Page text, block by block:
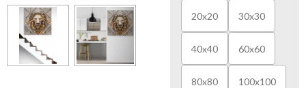
20x20 30x30
40x40 60x60
80x80 100x100